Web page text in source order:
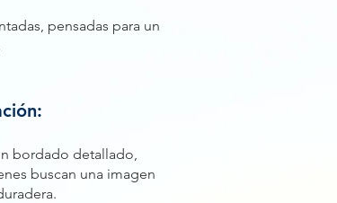
pensadas para un
bordado detallado,
buscan una imagen